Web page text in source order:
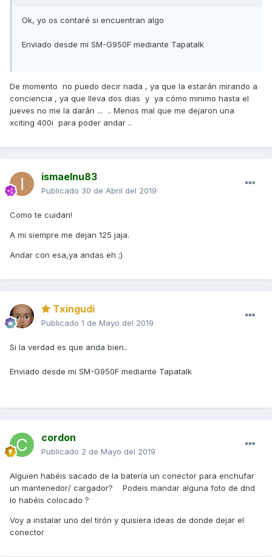
Ok, yo os contaré si encuentran algo
Enviado desde mi SM-G950F mediante Tapatalk
De momento no puedo decir nada , ya que la estarán mirando a
conciencia , ya que lleva dos dias y ya cómo minimo hasta el
jueves no me la darán ... .. Menos mal que me dejaron una
xciting 400i para poder andar ..
ismaelnu83
Publicado 30 de Abril del 2019
Como te cuidan!
A mi siempre me dejan 125 jaja.
Andar con esa,ya andas eh ;)
Txingudi
Publicado 1 de Mayo del 2019
Si la verdad es que anda bien..
Enviado desde mi SM-G950F mediante Tapatalk
cordon
Publicado 2 de Mayo del 2019
Alguien habéis sacado de la batería un conector para enchufar
un mantenedor/ cargador? Podeis mandar alguna foto de dnd
lo habéis colocado ?
Voy a instalar uno del tirón y quisiera ideas de donde dejar el
conector